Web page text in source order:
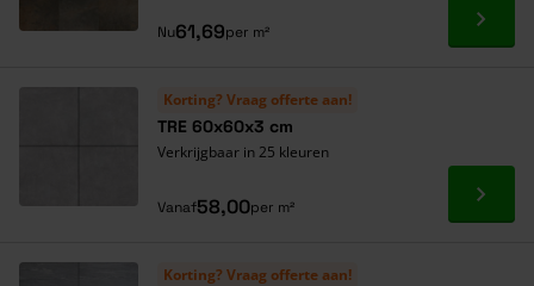
Nu61,69per m² Ga
Korting? Vraag offerte aan!
TRE 60x60x3 cm
Verkrijgbaar in 25 kleuren
Vanaf58,00per m² Ga
Korting? Vraag offerte aan!